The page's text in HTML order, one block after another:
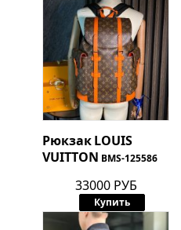
РюкзакLOUIS
VUITTON BMS-125586
33000 РУБ
Купить